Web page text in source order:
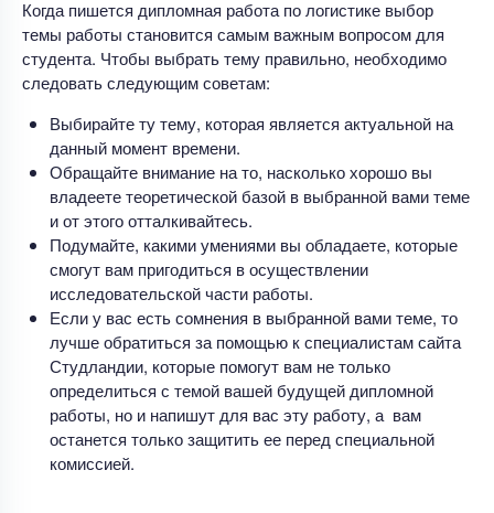
Когда пишется дипломная работа по логистике выбор
темы работы становится самым важным вопросом для
студента. Чтобы выбрать тему правильно, необходимо
следовать следующим советам:
Выбирайте ту тему, которая является актуальной на
данный момент времени.
Обращайте внимание на то, насколько хорошо вы
владеете теоретической базой в выбранной вами теме
и от этого отталкивайтесь.
Подумайте, какими умениями вы обладаете, которые
смогут вам пригодиться в осуществлении
исследовательской части работы.
Если у вас есть сомнения в выбранной вами теме, то
лучше обратиться за помощью к специалистам сайта
Студландии, которые помогут вам не только
определиться с темой вашей будущей дипломной
работы, но и напишут для вас эту работу, а вам
останется только защитить ее перед специальной
комиссией.